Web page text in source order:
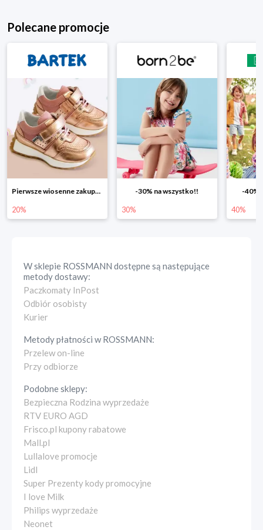
Polecane promocje
Pierwsze wiosenne zakupy -20%
20%
-30% na wszystko!!
30%
-40%
40%
W sklepie ROSSMANN dostępne są następujące
metody dostawy:
Paczkomaty InPost
Odbiór osobisty
Kurier
Metody płatności wROSSMANN:
Przelew on-line
Przy odbiorze
Podobne sklepy:
Bezpieczna Rodzina wyprzedaże
RTV EURO AGD
Frisco.pl kupony rabatowe
Mall.pl
Lullalove promocje
Lidl
Super Prezenty kody promocyjne
I love Milk
Philips wyprzedaże
Neonet